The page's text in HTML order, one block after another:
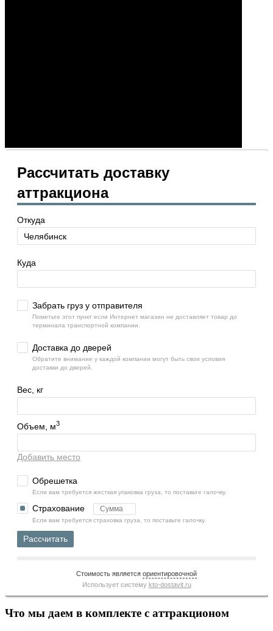
Рассчитать доставку
аттракциона
Откуда
Куда
Забрать груз у отправителя
Пометьте этот пункт если Интернет магазин не доставляет товар до
терминала транспортной компании.
Доставка до дверей
Обратите внимание у каждой компании могут быть свои условия
доставки до дверей.
Вес, кг
Объем, м3
Добавить место
Обрешетка
Если вам требуется жесткая упаковка груза, то поставьте галочку.
Страхование
Если вам требуется страховка груза, то поставьте галочку.
Рассчитать
Стоимость является ориентировочной
Использует систему kto-dostavit.ru
Что мы даем в комплекте с аттракционом